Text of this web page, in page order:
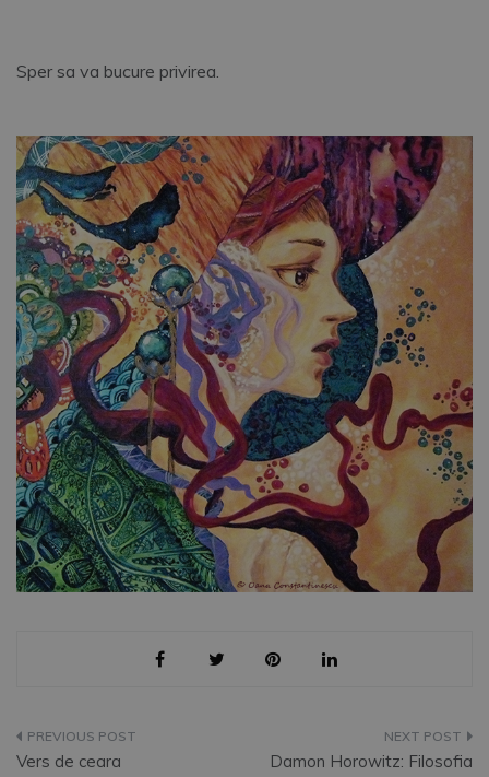
Sper sa va bucure privirea.
Navigare
Vers de ceara
Damon Horowitz: Filosofia